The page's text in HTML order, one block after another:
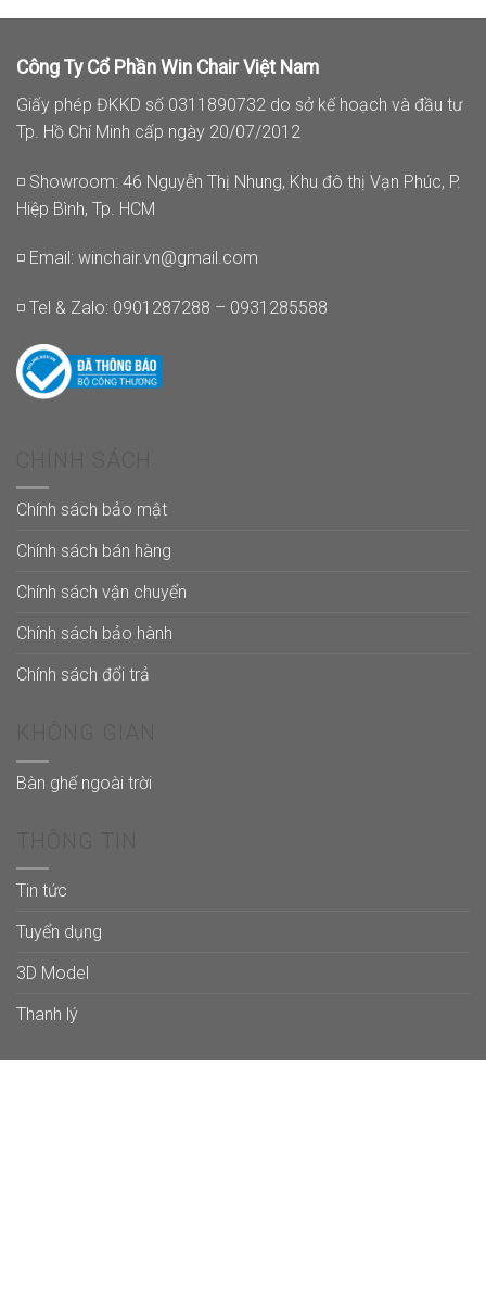
Công Ty Cổ Phần Win Chair Việt Nam
Giấy phép ĐKKD số 0311890732 do sở kế hoạch và đầu tư
Tp. Hồ Chí Minh cấp ngày 20/07/2012
◽ Showroom: 46 Nguyễn Thị Nhung, Khu đô thị Vạn Phúc, P.
Hiệp Bình, Tp. HCM
◽ Email: winchair.vn@gmail.com
◽ Tel & Zalo: 0901287288 – 0931285588
Chính sách bảo mật
Chính sách bán hàng
Chính sách vận chuyển
Chính sách bảo hành
Chính sách đổi trả
Bàn ghế ngoài trời
Tin tức
Tuyển dụng
3D Model
Thanh lý